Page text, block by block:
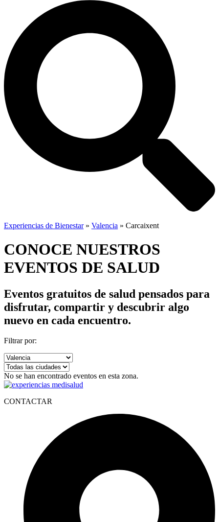
Experiencias de Bienestar» Valencia » Carcaixent
CONOCE NUESTROS
EVENTOS DE SALUD
Eventos gratuitos de salud pensados para
disfrutar, compartir y descubrir algo
nuevo en cada encuentro.
Filtrar por:
No se han encontrado eventos en esta zona.
CONTACTAR